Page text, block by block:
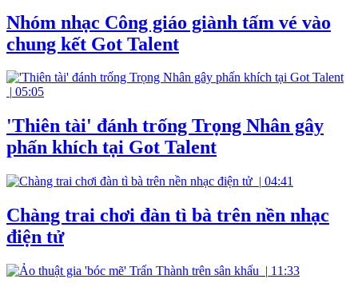
Nhóm nhạc Công giáo giành tấm vé vào
chung kết Got Talent
| 05:05
'Thiên tài' đánh trống Trọng Nhân gây
phấn khích tại Got Talent
| 04:41
Chàng trai chơi đàn tì bà trên nền nhạc
điện tử
| 11:33